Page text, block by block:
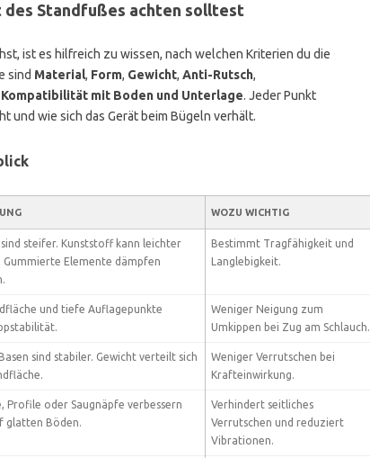
Standfußes achten solltest
ist es hilfreich zu wissen, nach welchen Kriterien du die
sind Material, Form, Gewicht, Anti-Rutsch,
Kompatibilität mit Boden und Unterlage. Jeder Punkt
und wie sich das Gerät beim Bügeln verhält.
WOZU WICHTIG
steifer. Kunststoff kann leichter
Gummierte Elemente dämpfen
Bestimmt Tragfähigkeit und
Langlebigkeit.
und tiefe Auflagepunkte
Weniger Neigung zum
Umkippen bei Zug am Schlauch.
sind stabiler. Gewicht verteilt sich
Weniger Verrutschen bei
Krafteinwirkung.
Profile oder Saugnäpfe verbessern
glatten Böden.
Verhindert seitliches
Verrutschen und reduziert
Vibrationen.